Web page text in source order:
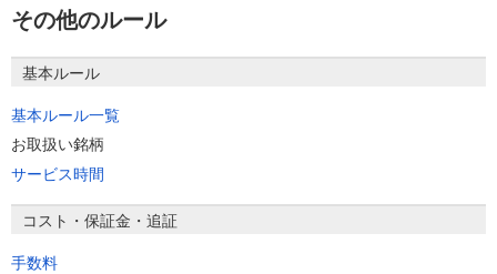
その他のルール
基本ルール
基本ルール一覧
お取扱い銘柄
サービス時間
コスト・保証金・追証
手数料